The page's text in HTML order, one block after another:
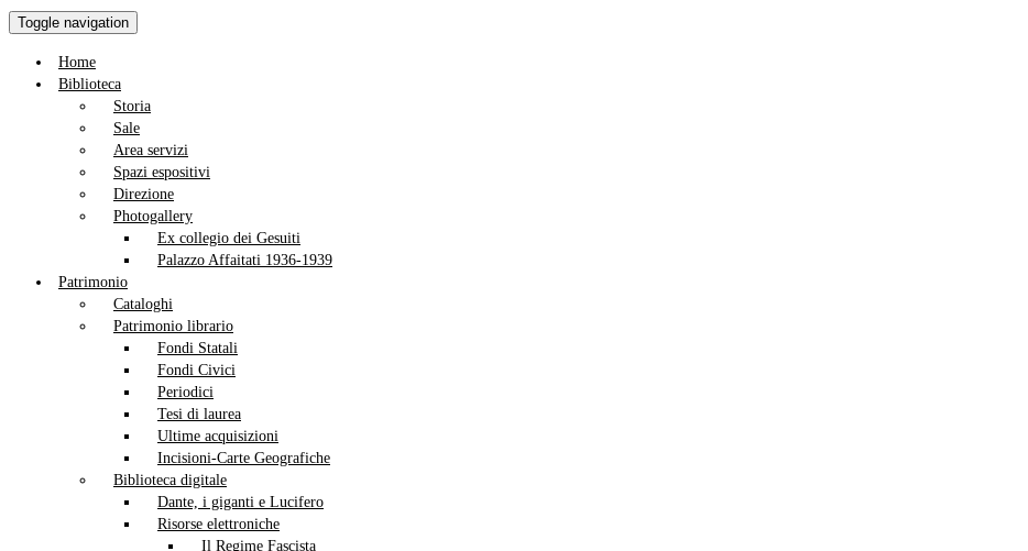
Toggle navigation
Home
Biblioteca
Storia
Sale
Area servizi
Spazi espositivi
Direzione
Photogallery
Ex collegio dei Gesuiti
Palazzo Affaitati 1936-1939
Patrimonio
Cataloghi
Patrimonio librario
Fondi Statali
Fondi Civici
Periodici
Tesi di laurea
Ultime acquisizioni
Incisioni-Carte Geografiche
Biblioteca digitale
Dante, i giganti e Lucifero
Risorse elettroniche
Il Regime Fascista